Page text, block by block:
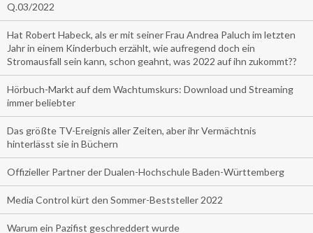
Q.03/2022
Hat Robert Habeck, als er mit seiner Frau Andrea Paluch im letzten
Jahr in einem Kinderbuch erzählt, wie aufregend doch ein
Stromausfall sein kann, schon geahnt, was 2022 auf ihn zukommt??
Hörbuch-Markt auf dem Wachtumskurs: Download und Streaming
immer beliebter
Das größte TV-Ereignis aller Zeiten, aber ihr Vermächtnis
hinterlässt sie in Büchern
Offizieller Partner der Dualen-Hochschule Baden-Württemberg
Media Control kürt den Sommer-Beststeller 2022
Warum ein Pazifist geschreddert wurde